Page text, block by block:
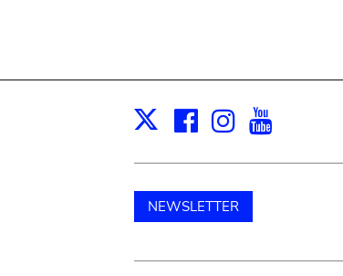
X Facebook
Instagram
NEWSLETTER